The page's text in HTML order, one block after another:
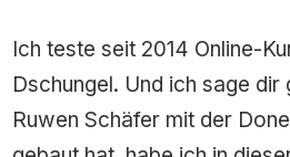
Ich teste seit 2014 Online-
Dschungel. Und ich sage dir
Ruwen Schäfer mit der